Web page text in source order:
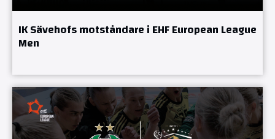
IK Sävehofs motståndare i EHF European League
Men